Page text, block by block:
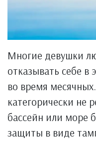
Многие девушки
отказывать себе в
во время
категорически не
бассейн или море
защиты в виде